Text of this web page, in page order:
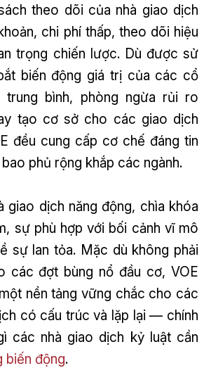
theo dõi của nhà giao dịch
chi phí thấp, theo dõi hiệu
trọng chiến lược. Dù được sử
biến động giá trị của các cổ
trung bình, phòng ngừa rủi ro
tạo cơ sở cho các giao dịch
đều cung cấp cơ chế đáng tin
phủ rộng khắp các ngành.
giao dịch năng động, chìa khóa
sự phù hợp với bối cảnh vĩ mô
sự lan tỏa. Mặc dù không phải
các đợt bùng nổ đầu cơ, VOE
nền tảng vững chắc cho các
có cấu trúc và lặp lại — chính
các nhà giao dịch kỷ luật cần
biến động.